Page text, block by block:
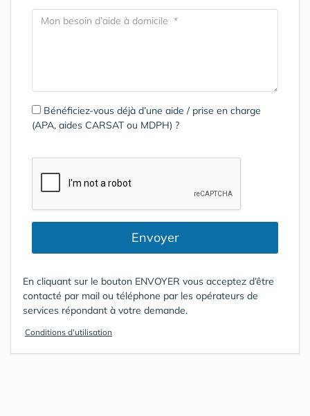
Bénéficiez-vous déjà d’une aide / prise en charge
(APA, aides CARSAT ou MDPH) ?
Envoyer
En cliquant sur le bouton ENVOYER vous acceptez d’être
contacté par mail ou téléphone par les opérateurs de
services répondant à votre demande.
Conditions d'utilisation